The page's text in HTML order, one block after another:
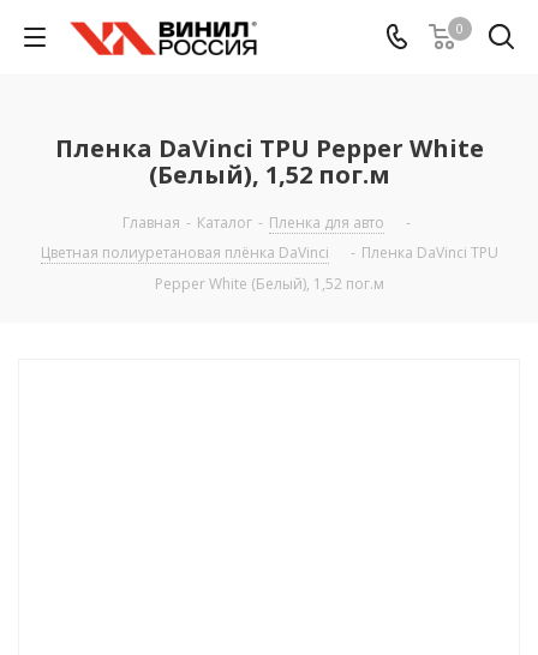
0
Пленка DaVinci TPU Pepper White
(Белый), 1,52 пог.м
Главная - Каталог - Пленка для авто
-
Цветная полиуретановая плёнка DaVinci
- Пленка DaVinci TPU
Pepper White (Белый), 1,52 пог.м